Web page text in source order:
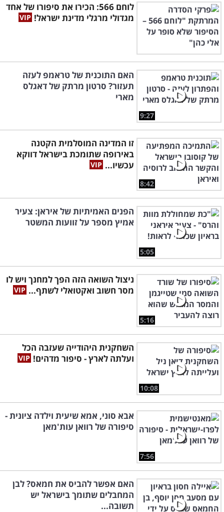
לוחם 566: הכירו את סיפורו של אחד
מגדולי מרגלי מדינת ישראל!
9:27
האם התוכנית של טראמפ לעזה
תעזור? סרטון מרתק של דאגלס
מארי
8:42
זו המדינה המוסלמית הקטנה
באירופה שתומכת בישראל דווקא
עכשיו...
5:05
הפנים האמיתיות של איראן: צעיר
אמיץ מספר על זוועות המשטר
5:16
ניצול השואה הזה הפך למחנך ויש לו
מסר חשוב ואקטואלי לשתף...
10:08
השחקנית היהודייה שעזבה הכל
ועלתה לארץ - סיפור מדהים!
7:56
אבא סוני, אמא שיעית וילדה ציונית -
סיפורה של רוואן עות'מאן
האם אפשר להביס את חמאס? לבן
המחבלים שתומך בישראל יש
תשובה...